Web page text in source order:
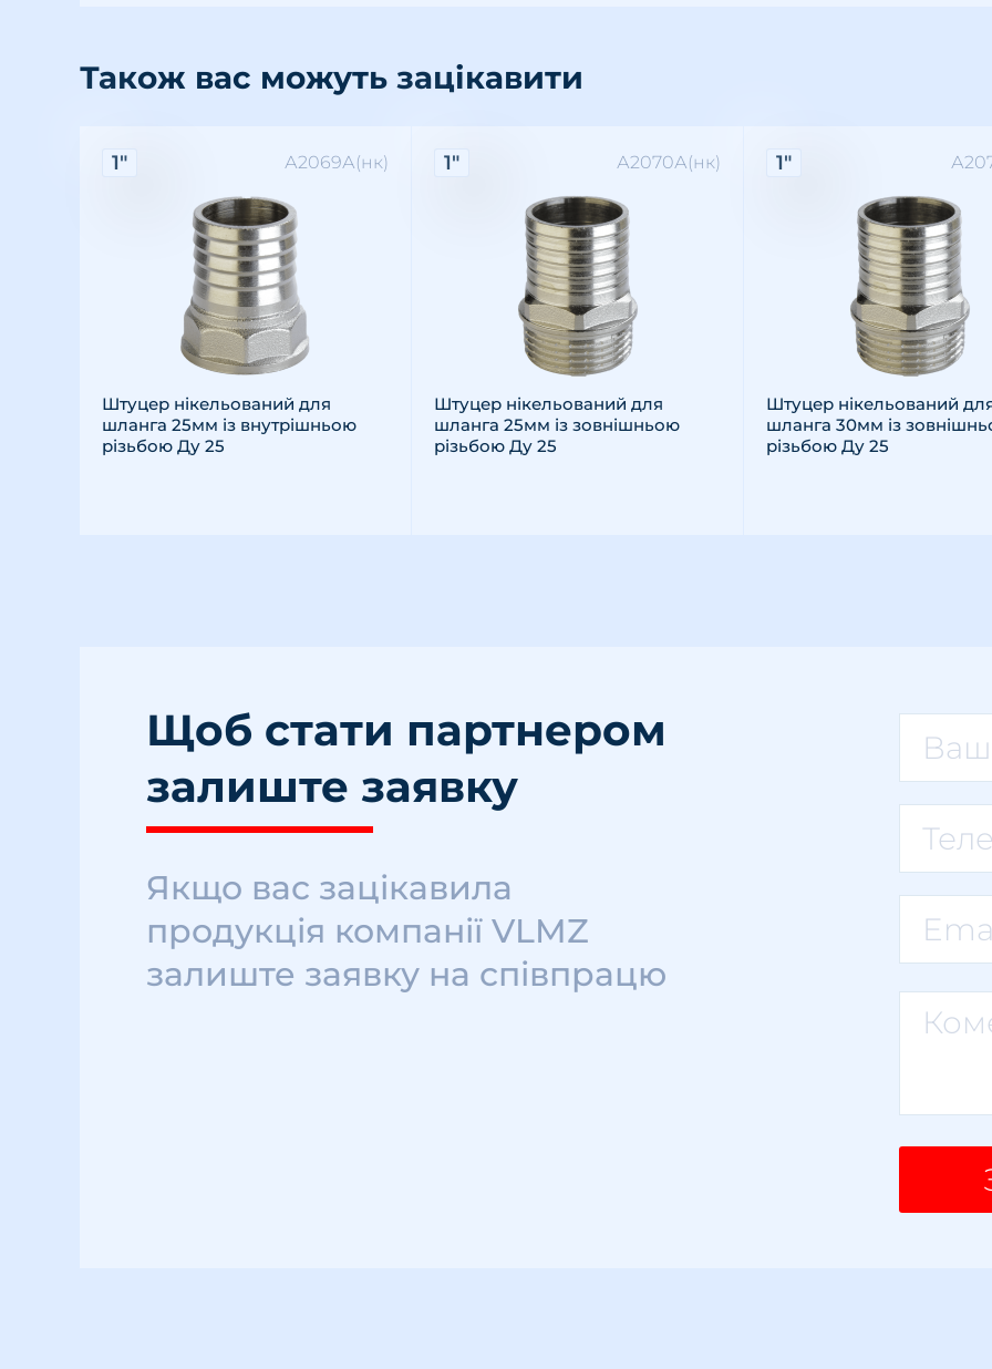
Також вас можуть зацікавити
1" А2069А(нк)
Штуцер нікельований для
шланга 25мм із внутрішньою
різьбою Ду 25
1" А2070А(нк)
Штуцер нікельований для
шланга 25мм із зовнішньою
різьбою Ду 25
1"
Штуцер нікельований
шланга 30мм із
різьбою Ду 25
Щоб стати партнером
залиште заявку
Якщо вас зацікавила
продукція компанії VLMZ
залиште заявку на співпрацю